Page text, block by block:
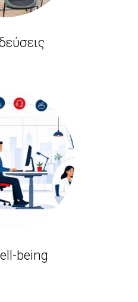
being